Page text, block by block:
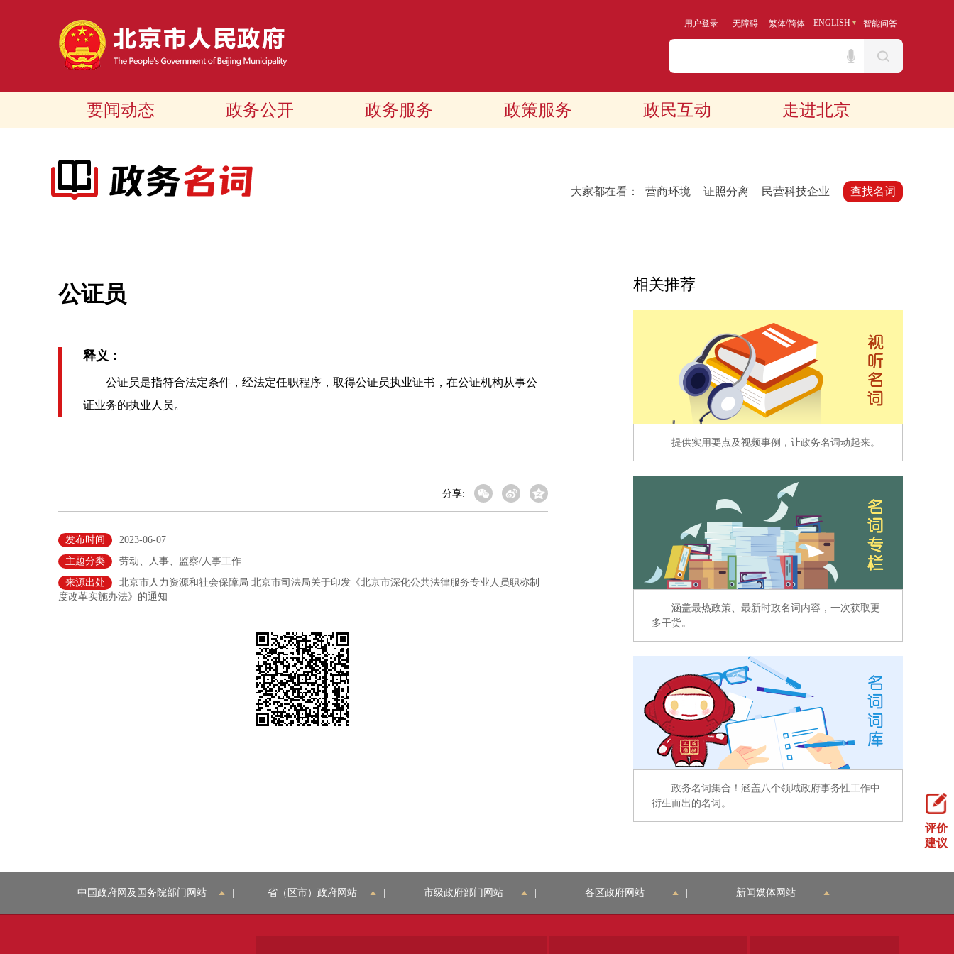
用户登录 无障碍 繁体/简体 ENGLISH 智能问答
要闻动态 政务公开 政务服务 政策服务 政民互动 走进北京
大家都在看： 营商环境 证照分离 民营科技企业 查找名词
公证员
释义：
公证员是指符合法定条件，经法定任职程序，取得公证员执业证书，在公证机构从事公
证业务的执业人员。
分享:
发布时间
2023-06-07
主题分类
劳动、人事、监察/人事工作
来源出处
北京市人力资源和社会保障局 北京市司法局关于印发《北京市深化公共法律服务专业人员职称制
度改革实施办法》的通知
相关推荐
提供实用要点及视频事例，让政务名词动起来。
涵盖最热政策、最新时政名词内容，一次获取更
多干货。
政务名词集合！涵盖八个领域政府事务性工作中
衍生而出的名词。
评价
建议
中国政府网及国务院部门网站 省（区市）政府网站 市级政府部门网站 各区政府网站 新闻媒体网站